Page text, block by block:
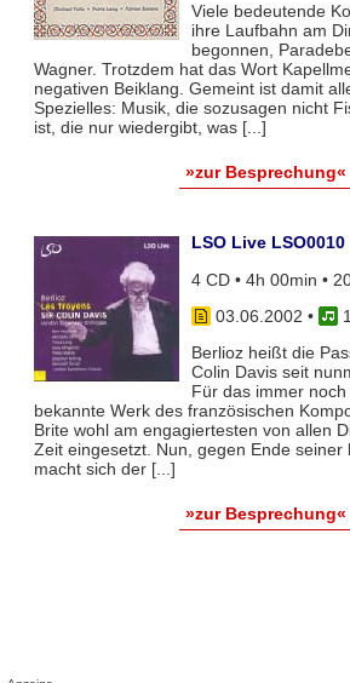
Viele bedeutende
ihre Laufbahn am
begonnen,
Wagner. Trotzdem hat das Wort
negativen Beiklang. Gemeint ist damit
Spezielles: Musik, die sozusagen nicht
ist, die nur wiedergibt, was [...]
»zur Besprechung«
LSO Live LSO0010
4 CD • 4h 00min •
03.06.2002 •
Berlioz heißt die
Colin Davis seit
Für das immer
bekannte Werk des französischen
Brite wohl am engagiertesten von allen
Zeit eingesetzt. Nun, gegen Ende seiner
macht sich der [...]
»zur Besprechung«